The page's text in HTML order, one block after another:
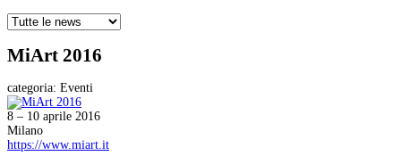
MiArt 2016
categoria: Eventi
8 – 10 aprile 2016
Milano
https://www.miart.it